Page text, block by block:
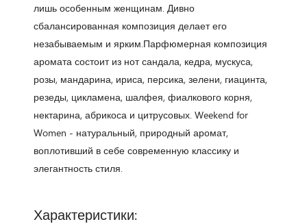
лишь особенным женщинам. Дивно
сбалансированная композиция делает его
незабываемым и ярким.Парфюмерная композиция
аромата состоит из нот сандала, кедра, мускуса,
розы, мандарина, ириса, персика, зелени, гиацинта,
резеды, цикламена, шалфея, фиалкового корня,
нектарина, абрикоса и цитрусовых. Weekend for
Women - натуральный, природный аромат,
воплотивший в себе современную классику и
элегантность стиля.
Характеристики: